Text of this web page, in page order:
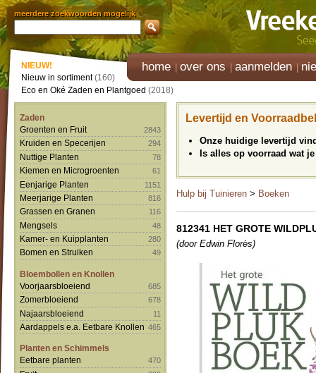
meerdere zoekwoorden mogelijk
home over ons aanmelden
NIEUW!
Nieuw in sortiment(160)
Eco en Oké Zaden en Plantgoed (2018)
Zaden
Groenten en Fruit
2843
Kruiden en Specerijen 294
Nuttige Planten 78
Kiemen en Microgroenten 61
Eenjarige Planten 1151
Meerjarige Planten 816
Grassen en Granen 116
Mengsels 48
Kamer- en Kuipplanten 280
Bomen en Struiken 49
Bloembollen en Knollen
Voorjaarsbloeiend
685
Zomerbloeiend 678
Najaarsbloeiend 11
Aardappels e.a. Eetbare Knollen 465
Planten en Schimmels
Eetbare planten
470
Levertijd en
Onze huidige levertijd
Is alles op voorraad wat
Hulp bij Tuinieren > Boeken
812341 HET GROTE
(door Edwin Florès)